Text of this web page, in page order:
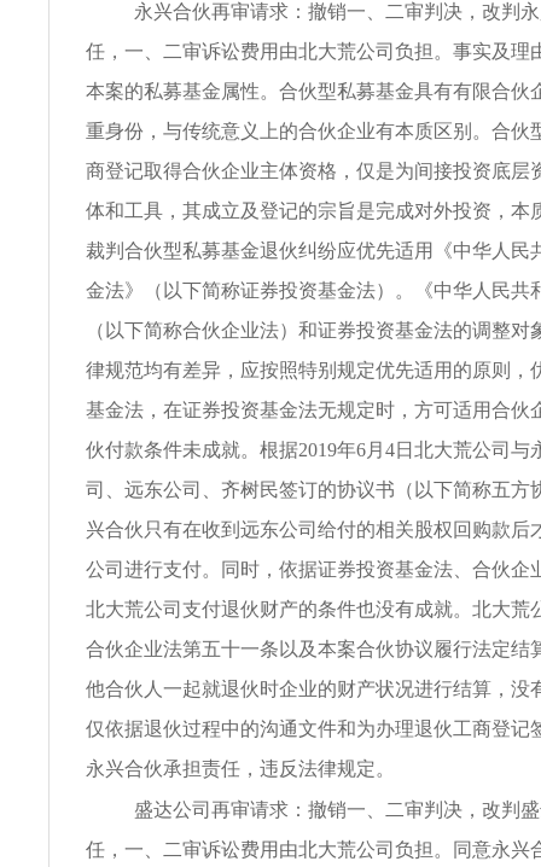
永兴合伙再审请求：撤销一、二审判决，改判
任，一、二审诉讼费用由北大荒公司负担。事实及理
本案的私募基金属性。合伙型私募基金具有有限合伙
重身份，与传统意义上的合伙企业有本质区别。合伙
商登记取得合伙企业主体资格，仅是为间接投资底层
体和工具，其成立及登记的宗旨是完成对外投资，本
裁判合伙型私募基金退伙纠纷应优先适用《中华人民
金法》（以下简称证券投资基金法）。《中华人民共
（以下简称合伙企业法）和证券投资基金法的调整对
律规范均有差异，应按照特别规定优先适用的原则，
基金法，在证券投资基金法无规定时，方可适用合伙
伙付款条件未成就。根据2019年6月4日北大荒公司与
司、远东公司、齐树民签订的协议书（以下简称五方
兴合伙只有在收到远东公司给付的相关股权回购款后
公司进行支付。同时，依据证券投资基金法、合伙企
北大荒公司支付退伙财产的条件也没有成就。北大荒
合伙企业法第五十一条以及本案合伙协议履行法定结
他合伙人一起就退伙时企业的财产状况进行结算，没
仅依据退伙过程中的沟通文件和为办理退伙工商登记
永兴合伙承担责任，违反法律规定。
盛达公司再审请求：撤销一、二审判决，改判
任，一、二审诉讼费用由北大荒公司负担。同意永兴